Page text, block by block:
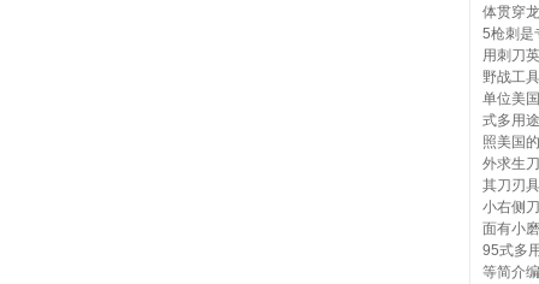
体贯穿
5枪刺是
用刺刀
野战工
单位美
式多用
照美国
外求生
其刀刃
小右侧
面有小
95式多
等简介